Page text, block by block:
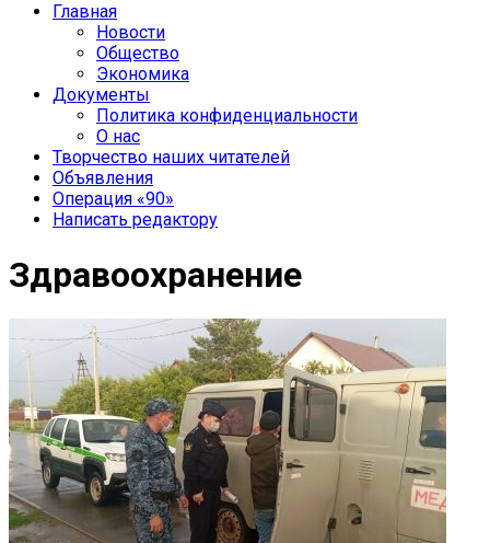
Главная
Новости
Общество
Экономика
Документы
Политика конфиденциальности
О нас
Творчество наших читателей
Объявления
Операция «90»
Написать редактору
Здравоохранение